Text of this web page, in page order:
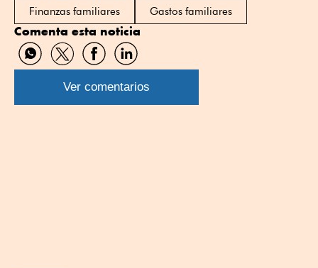
Finanzas familiares Gastos familiares
Comenta esta noticia
Compartir
por
WhatsApp
Compartir
por
Twitter
Compartir
por
Facebook
Compartir
por
Linkedin
Ver comentarios